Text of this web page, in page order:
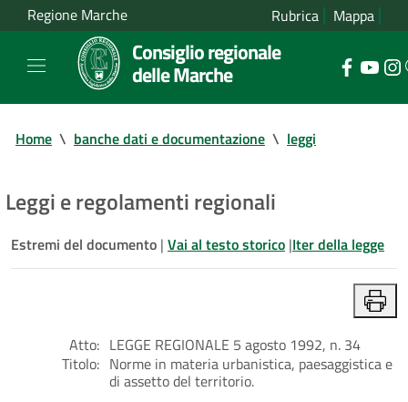
Regione Marche Rubrica Mappa
Consiglio regionale
delle Marche
Home \ banche dati e documentazione \ leggi
Leggi e regolamenti regionali
Estremi del documento | Vai al testo storico |Iter della legge
Atto: LEGGE REGIONALE 5 agosto 1992, n. 34
Titolo: Norme in materia urbanistica, paesaggistica e
di assetto del territorio.